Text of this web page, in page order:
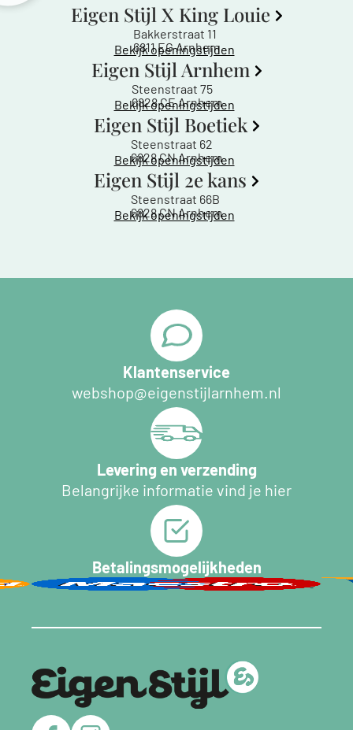
Eigen Stijl X King Louie
Bakkerstraat 11
6811 EG Arnhem
Bekijk openingstijden
Eigen Stijl Arnhem
Steenstraat 75
6828 CE Arnhem
Bekijk openingstijden
Eigen Stijl Boetiek
Steenstraat 62
6828 CN Arnhem
Bekijk openingstijden
Eigen Stijl 2e kans
Steenstraat 66B
6828 CN Arnhem
Bekijk openingstijden
Klantenservice
webshop@eigenstijlarnhem.nl
Levering en verzending
Belangrijke informatie vind je hier
Betalingsmogelijkheden